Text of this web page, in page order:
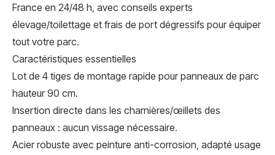
France en 24/48 h, avec conseils experts
élevage/toilettage et frais de port dégressifs pour équiper
tout votre parc.
Caractéristiques essentielles
Lot de 4 tiges de montage rapide pour panneaux de parc
hauteur 90 cm.
Insertion directe dans les charnières/œillets des
panneaux : aucun vissage nécessaire.
Acier robuste avec peinture anti-corrosion, adapté usage